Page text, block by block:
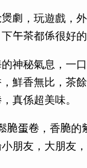
劇，玩遊戲，
午茶都係很好的
神秘氣息，一
鮮香無比，茶
真係超美味。
脆蛋卷，香脆的
朋友，大朋友